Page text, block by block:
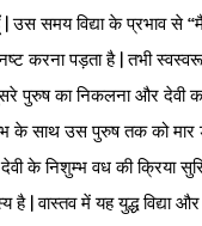
| उस समय विद्या के प्रभाव से
करना पड़ता है | तभी
पुरुष का निकलना और देवी
के साथ उस पुरुष तक को मार
के निशुम्भ वध की क्रिया
| वास्तव में यह युद्ध विद्या और